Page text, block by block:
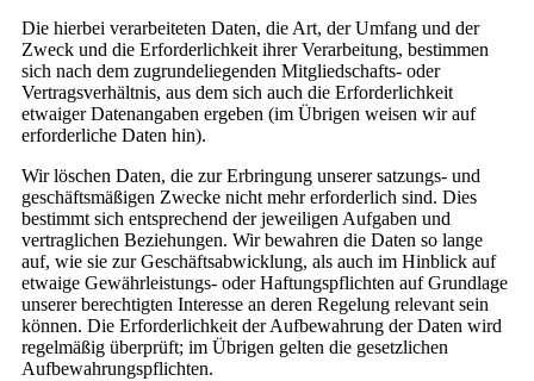
Die hierbei verarbeiteten Daten, die Art, der Umfang und der
Zweck und die Erforderlichkeit ihrer Verarbeitung, bestimmen
sich nach dem zugrundeliegenden Mitgliedschafts- oder
Vertragsverhältnis, aus dem sich auch die Erforderlichkeit
etwaiger Datenangaben ergeben (im Übrigen weisen wir auf
erforderliche Daten hin).
Wir löschen Daten, die zur Erbringung unserer satzungs- und
geschäftsmäßigen Zwecke nicht mehr erforderlich sind. Dies
bestimmt sich entsprechend der jeweiligen Aufgaben und
vertraglichen Beziehungen. Wir bewahren die Daten so lange
auf, wie sie zur Geschäftsabwicklung, als auch im Hinblick auf
etwaige Gewährleistungs- oder Haftungspflichten auf Grundlage
unserer berechtigten Interesse an deren Regelung relevant sein
können. Die Erforderlichkeit der Aufbewahrung der Daten wird
regelmäßig überprüft; im Übrigen gelten die gesetzlichen
Aufbewahrungspflichten.